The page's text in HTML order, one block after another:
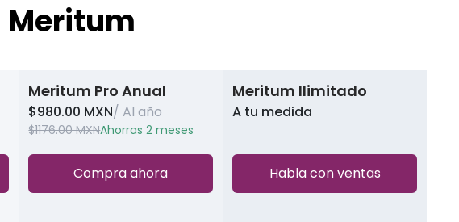
Meritum
Meritum Pro Anual
$980.00 MXN/ Al año
$1176.00 MXNAhorras 2 meses
Compra ahora
Meritum Ilimitado
A tu medida
Habla con ventas